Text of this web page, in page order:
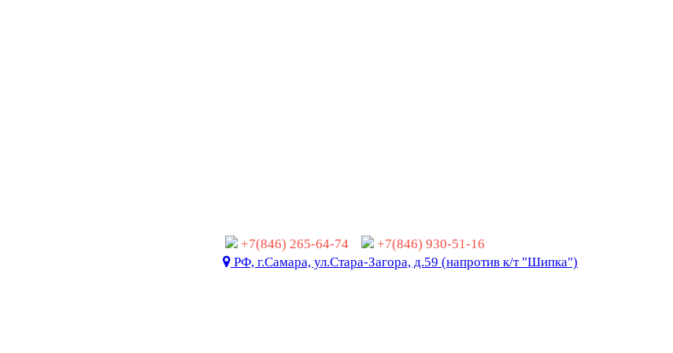
+7(846) 265-64-74
+7(846) 930-51-16
РФ, г.Самара, ул.Стара-Загора, д.59 (напротив к/т "Шипка")